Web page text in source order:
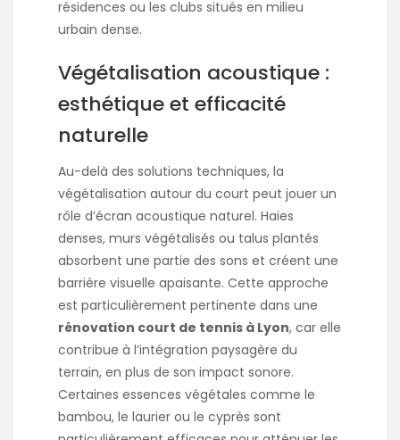
résidences ou les clubs situés en milieu
urbain dense.
Végétalisation acoustique :
esthétique et efficacité
naturelle
Au-delà des solutions techniques, la
végétalisation autour du court peut jouer un
rôle d’écran acoustique naturel. Haies
denses, murs végétalisés ou talus plantés
absorbent une partie des sons et créent une
barrière visuelle apaisante. Cette approche
est particulièrement pertinente dans une
rénovation court de tennis à Lyon, car elle
contribue à l’intégration paysagère du
terrain, en plus de son impact sonore.
Certaines essences végétales comme le
bambou, le laurier ou le cyprès sont